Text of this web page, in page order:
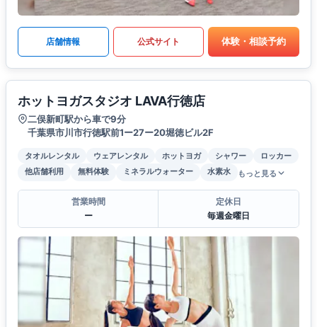
店舗情報 公式サイト 体験・相談予約
ホットヨガスタジオ LAVA行徳店
二俣新町駅から車で9分
千葉県市川市行徳駅前1ー27ー20堀徳ビル2F
タオルレンタル ウェアレンタル ホットヨガ シャワー
ロッカー
他店舗利用
無料体験 ミネラルウォーター 水素水 もっと見る
営業時間
ー
定休日
毎週金曜日